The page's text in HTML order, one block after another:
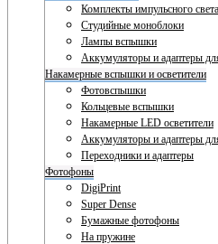
Комплекты импульсного света
Студийные моноблоки
Лампы вспышки
Аккумуляторы и адаптеры
Накамерные вспышки и осветители
Фотовспышки
Кольцевые вспышки
Накамерные LED осветители
Аккумуляторы и адаптеры
Переходники и адаптеры
Фотофоны
DigiPrint
Super Dense
Бумажные фотофоны
На пружине